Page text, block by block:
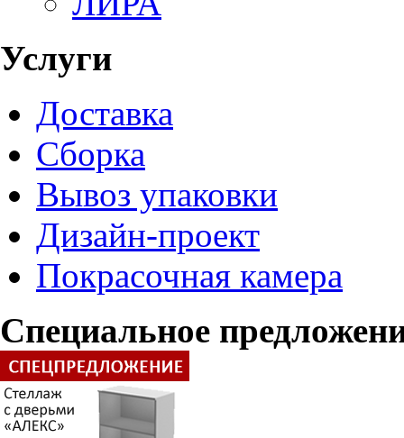
Услуги
Доставка
Сборка
Вывоз упаковки
Дизайн-проект
Покрасочная камера
Специальное